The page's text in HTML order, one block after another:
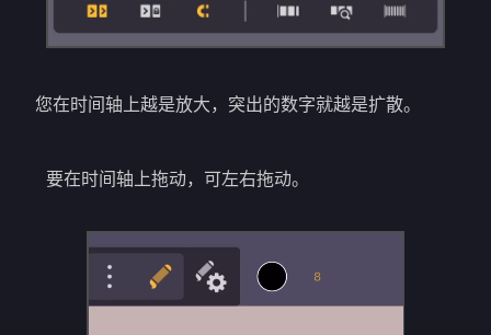
您在时间轴上越是放大，突出的数字就越是扩散。
要在时间轴上拖动，可左右拖动。